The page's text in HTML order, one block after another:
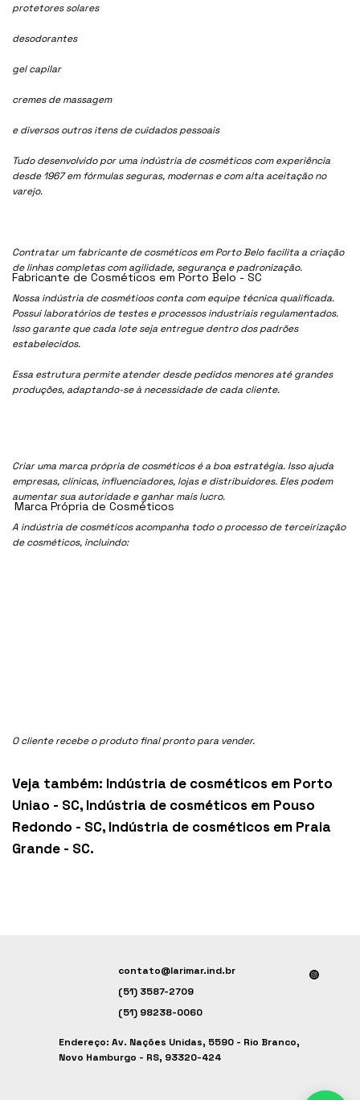
protetores solares
desodorantes
gel capilar
cremes de massagem
e diversos outros itens de cuidados pessoais
Tudo desenvolvido por uma indústria de cosméticos com experiência
desde 1967 em fórmulas seguras, modernas e com alta aceitação no
varejo.
Contratar um fabricante de cosméticos em Porto Belo facilita a criação
de linhas completas com agilidade, segurança e padronização.
Nossa indústria de cosmétioos conta com equipe técnica qualificada.
Possui laboratórios de testes e processos industriais regulamentados.
Isso garante que cada lote seja entregue dentro dos padrões
estabelecidos.
Essa estrutura permite atender desde pedidos menores até grandes
produções, adaptando-se à necessidade de cada cliente.
Criar uma marca própria de cosméticos é a boa estratégia. Isso ajuda
empresas, clínicas, influenciadores, lojas e distribuidores. Eles podem
aumentar sua autoridade e ganhar mais lucro.
A indústria de cosméticos acompanha todo o processo de terceirização
de cosméticos, incluindo:
O cliente recebe o produto final pronto para vender.
Veja também: Indústria de cosméticos em Porto
Uniao - SC, Indústria de cosméticos em Pouso
Redondo - SC, Indústria de cosméticos em Praia
Grande - SC.
Fabricante de Cosméticos em Porto Belo - SC
Marca Própria de Cosméticos
contato@larimar.ind.br
(51) 3587-2709
(51) 98238-0060
Endereço: Av. Nações Unidas, 5590 - Rio Branco,
Novo Hamburgo - RS, 93320-424